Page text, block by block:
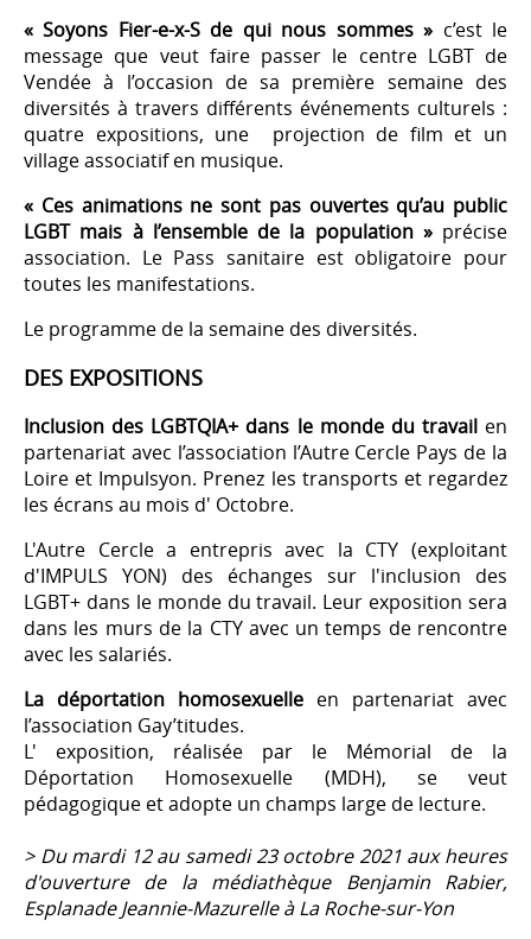
« Soyons Fier-e-x-S de qui nous sommes » c’est le
message que veut faire passer le centre LGBT de
Vendée à l’occasion de sa première semaine des
diversités à travers différents événements culturels :
quatre expositions, une projection de film et un
village associatif en musique.
« Ces animations ne sont pas ouvertes qu’au public
LGBT mais à l’ensemble de la population »précise
association. Le Pass sanitaire est obligatoire pour
toutes les manifestations.
Le programme de la semaine des diversités.
DES EXPOSITIONS
Inclusion des LGBTQIA+ dans le monde du travailen
partenariat avec l’association l’Autre Cercle Pays de la
Loire et Impulsyon. Prenez les transports et regardez
les écrans au mois d' Octobre.
L'Autre Cercle a entrepris avec la CTY (exploitant
d'IMPULS YON) des échanges sur l'inclusion des
LGBT+ dans le monde du travail. Leur exposition sera
dans les murs de la CTY avec un temps de rencontre
avec les salariés.
La déportation homosexuelle en partenariat avec
l’association Gay’titudes.
L' exposition, réalisée par le Mémorial de la
Déportation Homosexuelle (MDH), se veut
pédagogique et adopte un champs large de lecture.
> Du mardi 12 au samedi 23 octobre 2021 aux heures
d'ouverture de la médiathèque Benjamin Rabier,
Esplanade Jeannie-Mazurelle à La Roche-sur-Yon